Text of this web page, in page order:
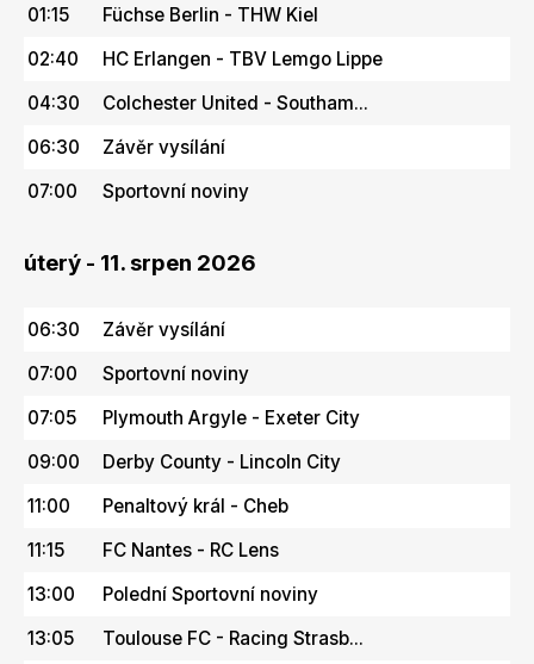
01:15
Füchse Berlin - THW Kiel
02:40
HC Erlangen - TBV Lemgo Lippe
04:30
Colchester United - Southam...
06:30
Závěr vysílání
07:00
Sportovní noviny
úterý - 11. srpen 2026
06:30
Závěr vysílání
07:00
Sportovní noviny
07:05
Plymouth Argyle - Exeter City
09:00
Derby County - Lincoln City
11:00
Penaltový král - Cheb
11:15
FC Nantes - RC Lens
13:00
Polední Sportovní noviny
13:05
Toulouse FC - Racing Strasb...